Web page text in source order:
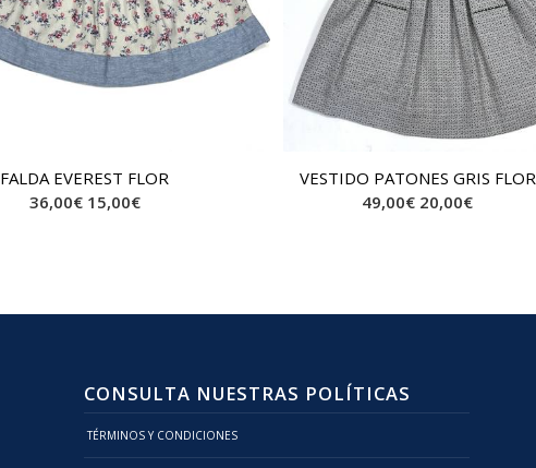
FALDA EVEREST FLOR
36,00€ 15,00€
VESTIDO PATONES GRIS FLOR
49,00€ 20,00€
CONSULTA NUESTRAS POLÍTICAS
TÉRMINOS Y CONDICIONES